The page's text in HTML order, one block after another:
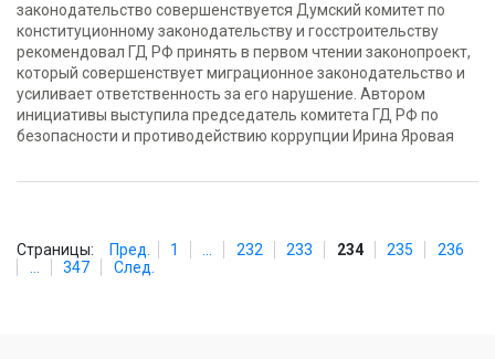
законодательство совершенствуется Думский комитет по
конституционному законодательству и госстроительству
рекомендовал ГД РФ принять в первом чтении законопроект,
который совершенствует миграционное законодательство и
усиливает ответственность за его нарушение. Автором
инициативы выступила председатель комитета ГД РФ по
безопасности и противодействию коррупции Ирина Яровая
Страницы: Пред. 1 232 233 234 235
236
347 След.